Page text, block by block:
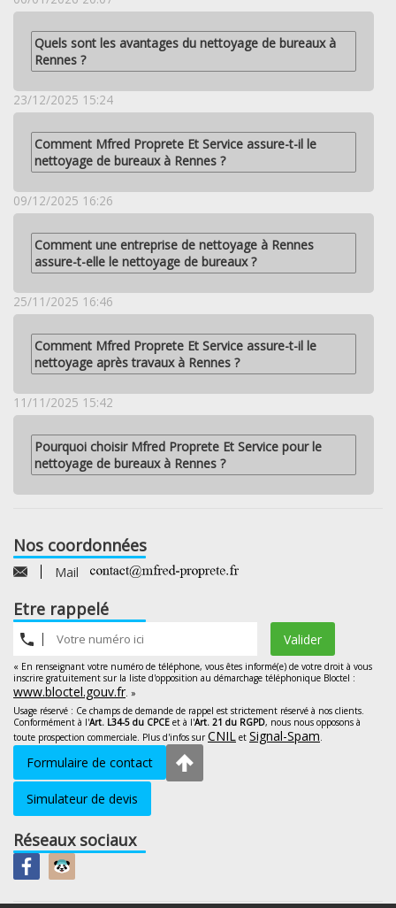
Quels sont les avantages du nettoyage de bureaux à
Rennes ?
23/12/2025 15:24
Comment Mfred Proprete Et Service assure-t-il le
nettoyage de bureaux à Rennes ?
09/12/2025 16:26
Comment une entreprise de nettoyage à Rennes
assure-t-elle le nettoyage de bureaux ?
25/11/2025 16:46
Comment Mfred Proprete Et Service assure-t-il le
nettoyage après travaux à Rennes ?
11/11/2025 15:42
Pourquoi choisir Mfred Proprete Et Service pour le
nettoyage de bureaux à Rennes ?
Nos coordonnées
Mail
Etre rappelé
Valider
« En renseignant votre numéro de téléphone, vous êtes informé(e) de votre droit à vous
inscrire gratuitement sur la liste d'opposition au démarchage téléphonique Bloctel :
www.bloctel.gouv.fr . »
Usage réservé : Ce champs de demande de rappel est strictement réservé à nos clients.
Conformément à l'Art. L34-5 du CPCE et à l'Art. 21 du RGPD, nous nous opposons à
toute prospection commerciale. Plus d'infos surCNIL et Signal-Spam
Formulaire de contact
Simulateur de devis
Réseaux sociaux